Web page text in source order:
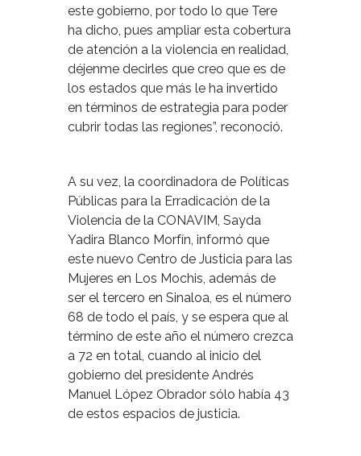
este gobierno, por todo lo que Tere
ha dicho, pues ampliar esta cobertura
de atención a la violencia en realidad,
déjenme decirles que creo que es de
los estados que más le ha invertido
en términos de estrategia para poder
cubrir todas las regiones”, reconoció.
A su vez, la coordinadora de Políticas
Públicas para la Erradicación de la
Violencia de la CONAVIM, Sayda
Yadira Blanco Morfín, informó que
este nuevo Centro de Justicia para las
Mujeres en Los Mochis, además de
ser el tercero en Sinaloa, es el número
68 de todo el país, y se espera que al
término de este año el número crezca
a 72 en total, cuando al inicio del
gobierno del presidente Andrés
Manuel López Obrador sólo había 43
de estos espacios de justicia.